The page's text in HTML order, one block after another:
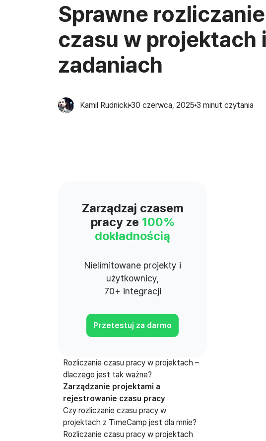
Sprawne rozliczanie
czasu w projektach i
zadaniach
Kamil Rudnicki 30 czerwca, 2025 3 minut czytania
Zarządzaj czasem
pracy ze 100%
dokładnością
Nielimitowane projekty i
użytkownicy,
70+ integracji
Przetestuj za darmo
Rozliczanie czasu pracy w projektach –
dlaczego jest tak ważne?
Zarządzanie projektami a
rejestrowanie czasu pracy
Czy rozliczanie czasu pracy w
projektach z TimeCamp jest dla mnie?
Rozliczanie czasu pracy w projektach